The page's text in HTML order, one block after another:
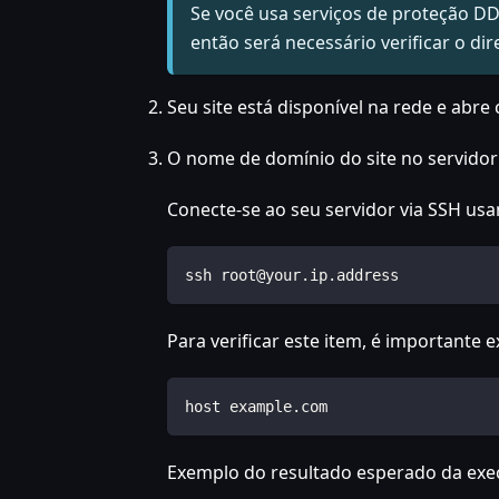
Se você usa serviços de proteção
então será necessário verificar o
Seu site está disponível na rede e
O nome de domínio do site no
Conecte-se ao seu servidor via SSH
ssh root@your.ip.address
Para verificar este item, é importante
host example.com
Exemplo do resultado esperado da